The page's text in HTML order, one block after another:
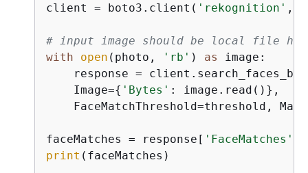
client = boto3.client( 'rekognition' ,
# input image should be local file
with
open (photo, 'rb' ) as
image:
response =
    Image=
{ 'Bytes' : image.read()},
FaceMatchThreshold=threshold,
faceMatches = response[ 'FaceMatches'
print (faceMatches)